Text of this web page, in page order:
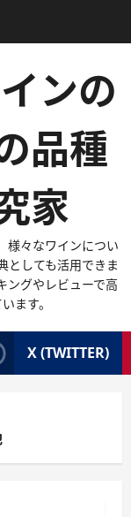
ンの
品種
家
様々なワインについ
としても活用できま
ングやレビューで高
ます。
X (TWITTER)